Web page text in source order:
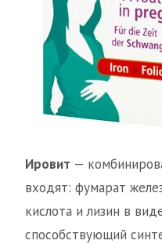
Ировит —
входят: фумарат
кислота и лизин в
способствующий